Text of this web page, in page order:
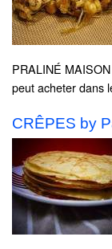
PRALINÉ
peut acheter dans
CRÊPES by